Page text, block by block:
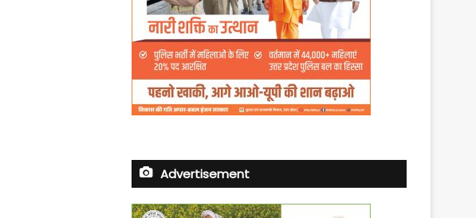
Advertisement